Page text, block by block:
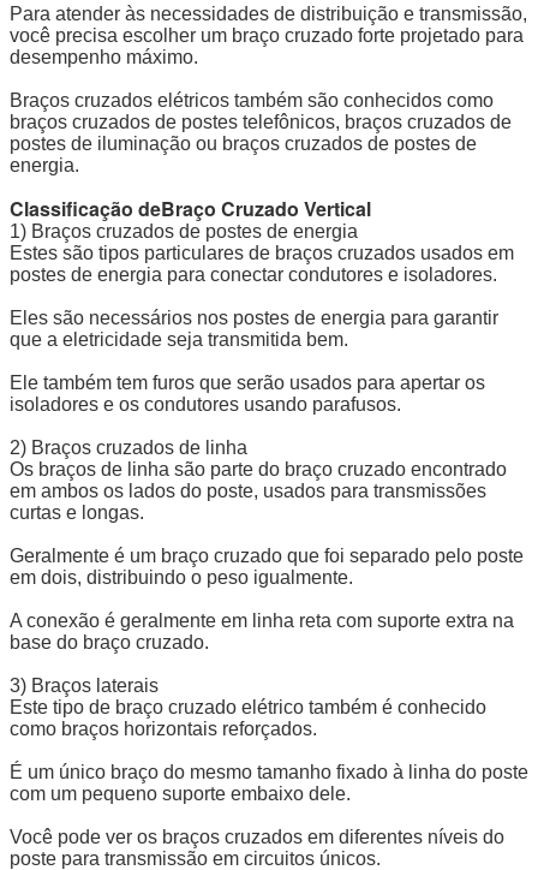
Para atender às necessidades de distribuição e transmissão,
você precisa escolher um braço cruzado forte projetado para
desempenho máximo.
Braços cruzados elétricos também são conhecidos como
braços cruzados de postes telefônicos, braços cruzados de
postes de iluminação ou braços cruzados de postes de
energia.
Classificação deBraço Cruzado Vertical
1) Braços cruzados de postes de energia
Estes são tipos particulares de braços cruzados usados em
postes de energia para conectar condutores e isoladores.
Eles são necessários nos postes de energia para garantir
que a eletricidade seja transmitida bem.
Ele também tem furos que serão usados para apertar os
isoladores e os condutores usando parafusos.
2) Braços cruzados de linha
Os braços de linha são parte do braço cruzado encontrado
em ambos os lados do poste, usados para transmissões
curtas e longas.
Geralmente é um braço cruzado que foi separado pelo poste
em dois, distribuindo o peso igualmente.
A conexão é geralmente em linha reta com suporte extra na
base do braço cruzado.
3) Braços laterais
Este tipo de braço cruzado elétrico também é conhecido
como braços horizontais reforçados.
É um único braço do mesmo tamanho fixado à linha do poste
com um pequeno suporte embaixo dele.
Você pode ver os braços cruzados em diferentes níveis do
poste para transmissão em circuitos únicos.